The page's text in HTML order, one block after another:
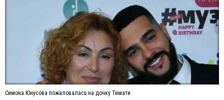
Симона Юнусова пожаловалась на дочку Тимати